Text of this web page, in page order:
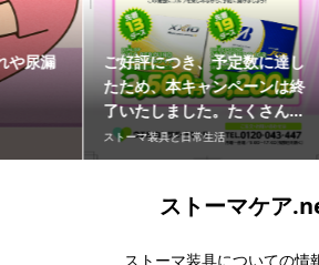
【動画】もしご自分（オスト
メイト）が災害にあったら
ストーマ装具と日常生活
【動
を着
ストー
ストーマケア
ストーマ装具についての情